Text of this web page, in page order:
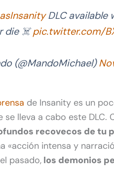
DLC available
die ☠️pic.twitter.com/
(@MandoMichael)
de Insanity es un
lleva a cabo este DLC.
recovecos de tu
«acción intensa y
pasado, los demonios